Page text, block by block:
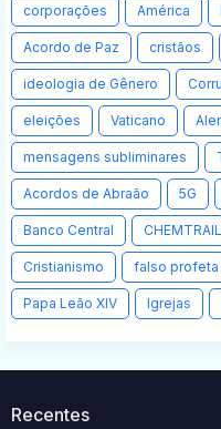
corporações América
Acordo de Paz cristãos
ideologia de Gênero
eleições Vaticano
mensagens subliminares
Acordos de Abraão 5G
Banco Central
Cristianismo falso profeta
Papa Leão XIV Igrejas
Recentes